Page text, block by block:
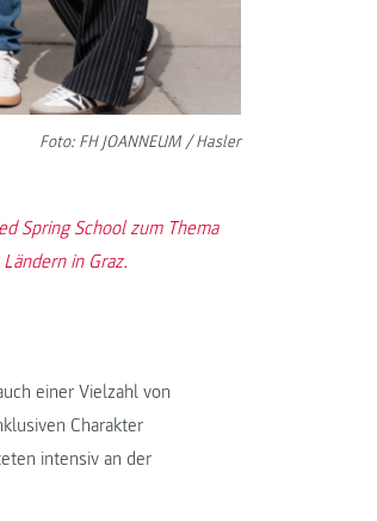
Foto: FH JOANNEUM / Hasler
Spring School zum Thema
in Graz.
einer Vielzahl von
Charakter
intensiv an der